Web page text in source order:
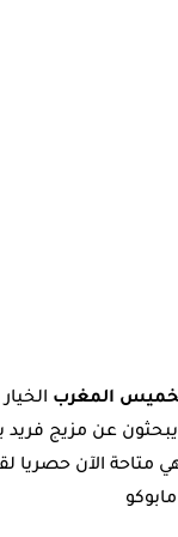
المغرب
يبحثون عن مزيج
متاحة الآن حصريا